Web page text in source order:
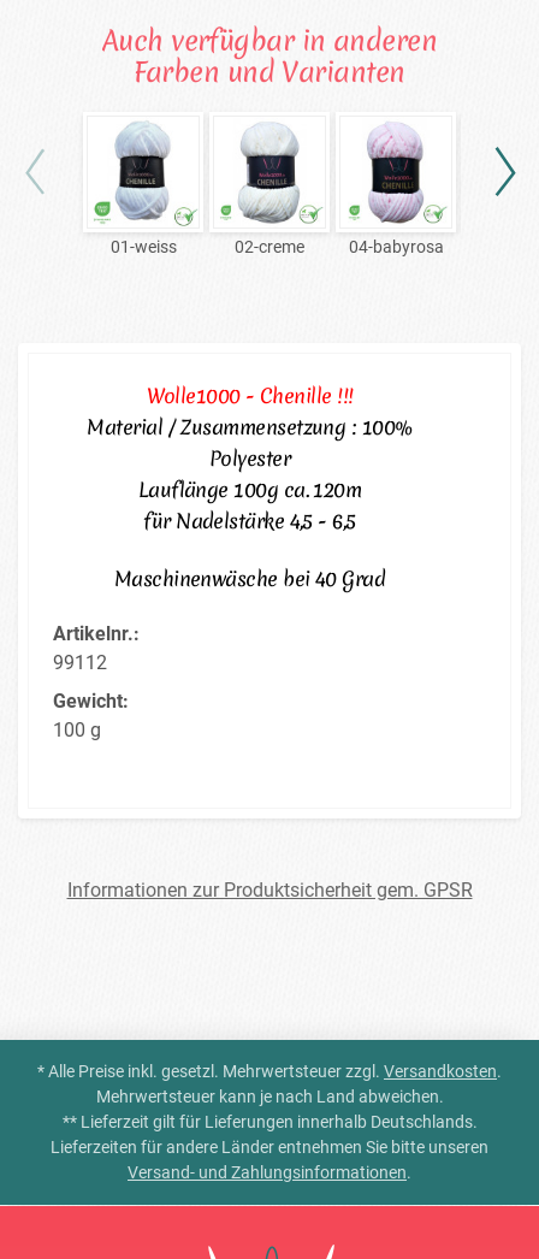
Auch verfügbar in anderen
Farben und Varianten
01-weiss 02-creme 04-babyrosa
Wolle1000 - Chenille !!!
Material / Zusammensetzung : 100%
Polyester
Lauflänge 100g ca. 120m
für Nadelstärke 4,5 - 6,5
Maschinenwäsche bei 40 Grad
Artikelnr.:
99112
Gewicht:
100 g
Informationen zur Produktsicherheit gem. GPSR
* Alle Preise inkl. gesetzl. Mehrwertsteuer zzgl. Versandkosten.
Mehrwertsteuer kann je nach Land abweichen.
** Lieferzeit gilt für Lieferungen innerhalb Deutschlands.
Lieferzeiten für andere Länder entnehmen Sie bitte unseren
Versand- und Zahlungsinformationen.